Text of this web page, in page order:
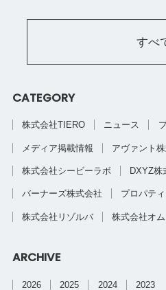
すべ
CATEGORY
株式会社TIERO ニュース
メディア掲載情報 アヴァント
株式会社シービーラボ DXYZ株
バーナーズ株式会社 プロパテ
株式会社リゾルバ 株式会社オ
ARCHIVE
2026 2025 2024 2023